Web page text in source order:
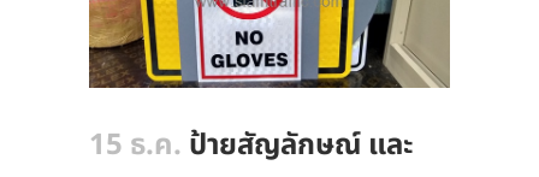
15 ธ.ค. ป้ายสัญลักษณ์ และ